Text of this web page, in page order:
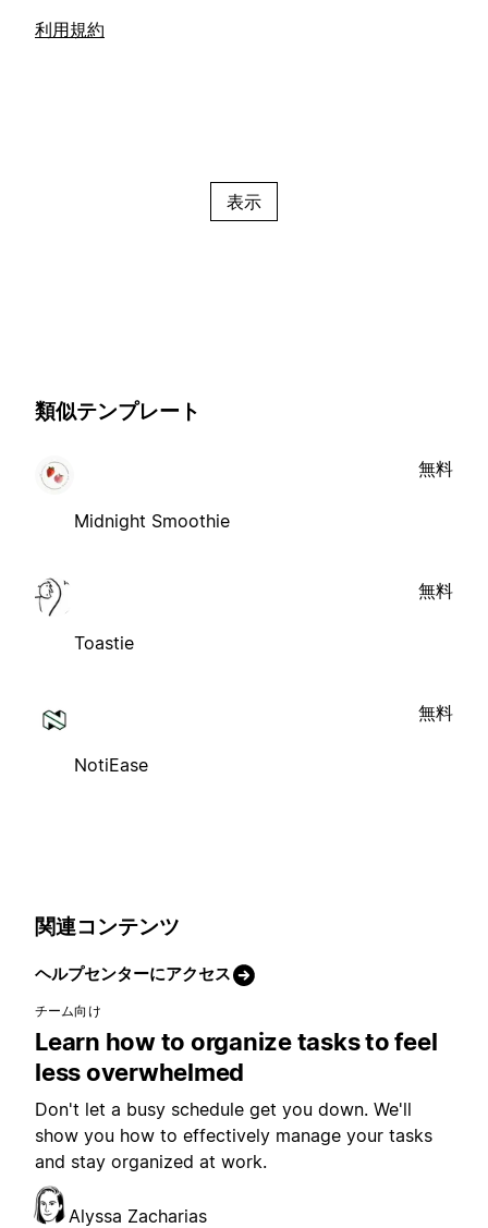
利用規約
表示
類似テンプレート
Midnight Smoothie
無料
Toastie
無料
NotiEase
無料
関連コンテンツ
ヘルプセンターにアクセス
チーム向け
Learn how to organize tasks to feel
less overwhelmed
Don't let a busy schedule get you down. We'll
show you how to effectively manage your tasks
and stay organized at work.
Alyssa Zacharias